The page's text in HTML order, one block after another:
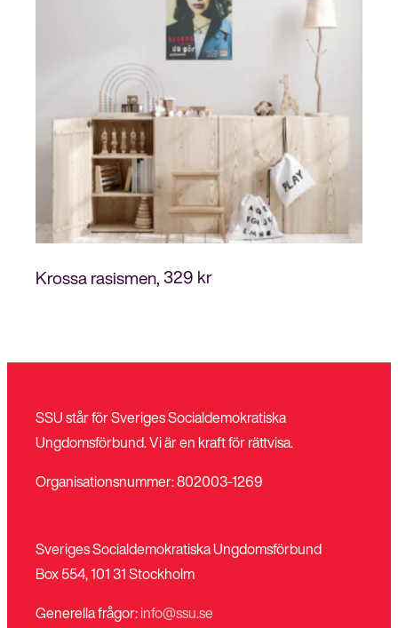
Krossa rasismen 329 kr
SSU står för Sveriges Socialdemokratiska
Ungdomsförbund. Vi är en kraft för rättvisa.
Organisationsnummer: 802003-1269
Sveriges Socialdemokratiska Ungdomsförbund
Box 554, 101 31 Stockholm
Generella frågor:info@ssu.se